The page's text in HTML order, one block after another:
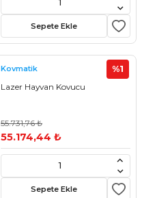
Sepete Ekle
Kovmatik
Lazer Hayvan Kovucu
%1
55.731,76 ₺
55.174,44 ₺
Sepete Ekle